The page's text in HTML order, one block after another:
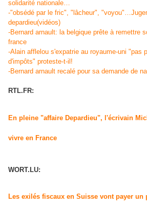
solidarité nationale…
-"obsédé par le fric", "lâcheur",
depardieu(vidéos)
-Bernard arnault: la belgique prête à remettre
france
-Alain afflelou s'expatrie au royaume-uni "pas
d'impôts" proteste-t-il!
-Bernard arnault recalé pour sa demande de
RTL.FR:
En pleine "affaire Depardieu", l'écrivain
vivre en France
WORT.LU:
Les exilés fiscaux en Suisse vont payer